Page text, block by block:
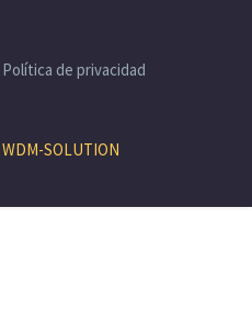
Política de privacidad
WDM-SOLUTION